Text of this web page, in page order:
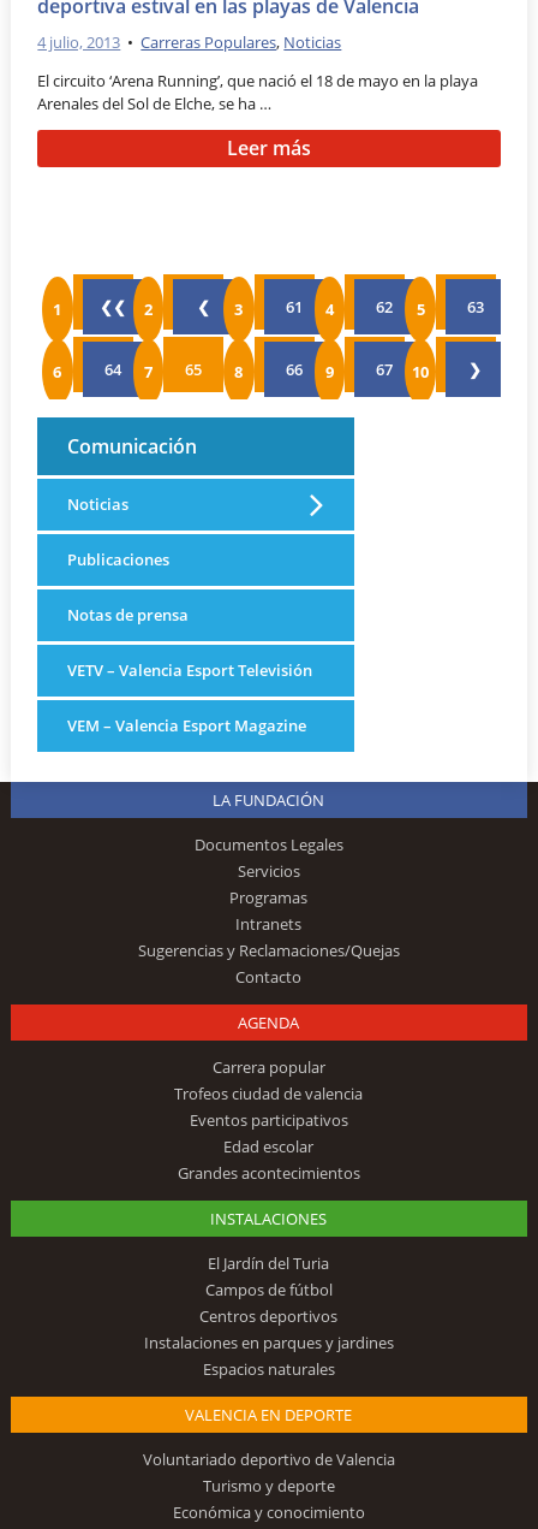
deportiva estival en las playas de Valencia
4 julio, 2013 •Carreras Populares, Noticias
El circuito ‘Arena Running’, que nació el 18 de mayo en la playa
Arenales del Sol de Elche, se ha …
Leer más
❮❮ ❮ 61 62 63
64 65 66 67 ❯
Comunicación
Noticias
Publicaciones
Notas de prensa
VETV – Valencia Esport Televisión
VEM – Valencia Esport Magazine
LA FUNDACIÓN
Documentos Legales
Servicios
Programas
Intranets
Sugerencias y Reclamaciones/Quejas
Contacto
AGENDA
Carrera popular
Trofeos ciudad de valencia
Eventos participativos
Edad escolar
Grandes acontecimientos
INSTALACIONES
El Jardín del Turia
Campos de fútbol
Centros deportivos
Instalaciones en parques y jardines
Espacios naturales
VALENCIA EN DEPORTE
Voluntariado deportivo de Valencia
Turismo y deporte
Económica y conocimiento